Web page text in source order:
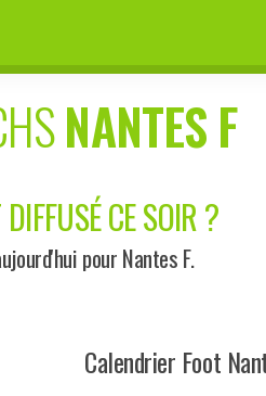
NANTES F
CE SOIR ?
pour Nantes F.
Calendrier Foot